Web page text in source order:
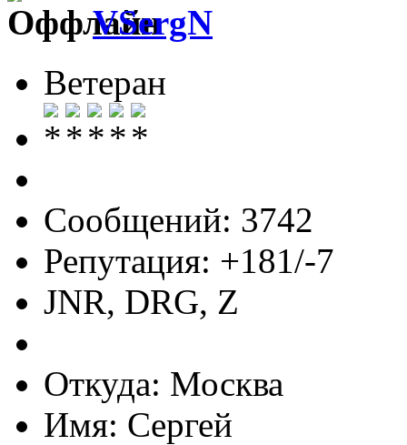
VSergN
Ветеран
Сообщений: 3742
Репутация: +181/-7
JNR, DRG, Z
Откуда: Москва
Имя: Сергей